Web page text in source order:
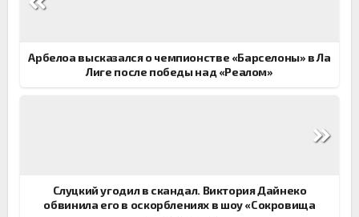
Арбелоа высказался о чемпионстве «Барселоны» в Ла
Лиге после победы над «Реалом»
Слуцкий угодил в скандал. Виктория Дайнеко
обвинила его в оскорблениях в шоу «Сокровища